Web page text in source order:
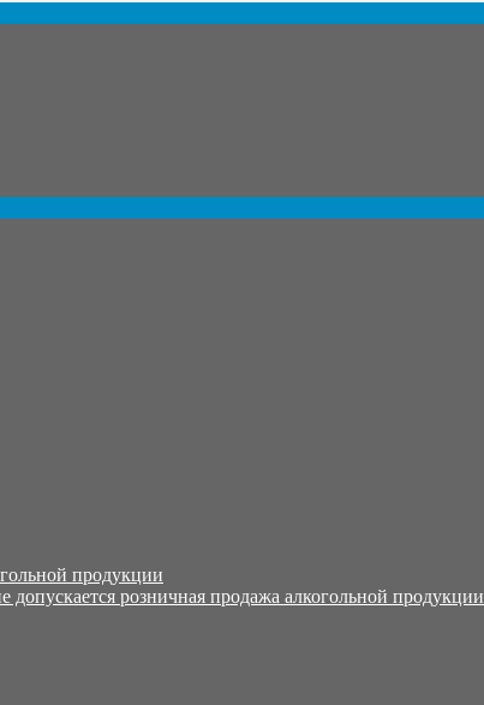
продукции
розничная продажа алкогольной продукции